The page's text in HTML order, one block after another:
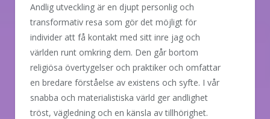
Andlig utveckling är en djupt personlig och
transformativ resa som gör det möjligt för
individer att få kontakt med sitt inre jag och
världen runt omkring dem. Den går bortom
religiösa övertygelser och praktiker och omfattar
en bredare förståelse av existens och syfte. I vår
snabba och materialistiska värld ger andlighet
tröst, vägledning och en känsla av tillhörighet.